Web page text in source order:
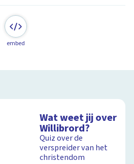
embed
Wat weet jij over
Willibrord?
Quiz over de
verspreider van het
christendom